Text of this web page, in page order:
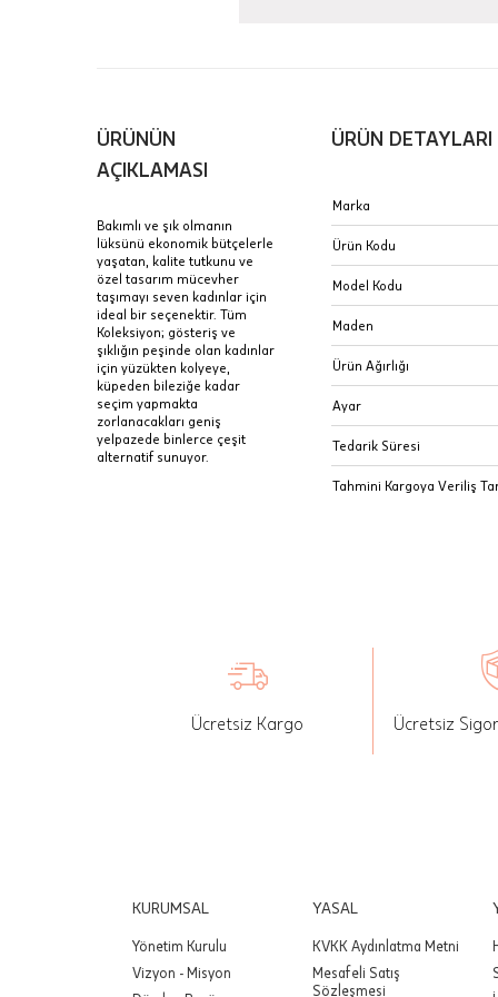
Seçiniz.
Stoklar çok
Taksit Tablosu
Taksit
Tek Çekim
2 Taksit
3 Taksit
ÜRÜNÜN
AÇIKLAMASI
Bakımlı ve şık olmanın
lüksünü ekonomik bütçelerle
yaşatan, kalite tutkunu ve
özel tasarım mücevher
taşımayı seven kadınlar için
ideal bir seçenektir. Tüm
Koleksiyon; gösteriş ve
şıklığın peşinde olan kadınlar
için yüzükten kolyeye,
küpeden bileziğe kadar
seçim yapmakta
zorlanacakları geniş
yelpazede binlerce çeşit
alternatif sunuyor.
ÜRÜN DETAYLARI
Marka
Ürün Kodu
Model Kodu
Maden
Ürün Ağırlığı
Ayar
Tedarik Süresi
Tahmini Kargoya Veriliş
Ücretsiz Kargo Ücretsiz
KURUMSAL
Yönetim Kurulu
Vizyon - Misyon
YASAL
KVKK Aydınlatma Metni
Mesafeli Satış
Sözleşmesi
JTR |
Merkezi)
Sipariş
İptal:
Önemli: